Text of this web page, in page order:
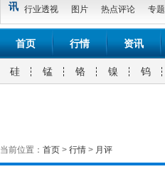
讯 行业透视
图片 热点评论 专题
首页 行情 资讯
硅 锰 铬 镍 钨
当前位置： 首页 > 行情 > 月评